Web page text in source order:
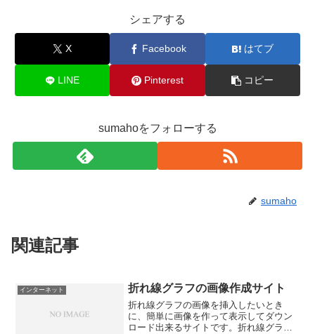
シェアする
X Facebook はてブ
LINE Pinterest コピー
sumahoをフォローする
sumaho
関連記事
インターネット 折れ線グラフの画像作成サイト
折れ線グラフの画像を挿入したいとき
に、簡単に画像を作って表示してダウン
ロード出来るサイトです。折れ線グラフ